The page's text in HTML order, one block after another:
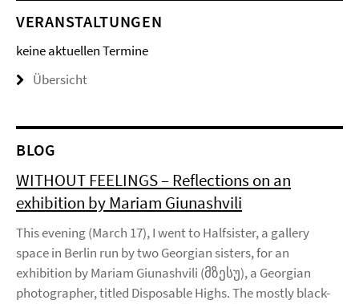
VERANSTALTUNGEN
keine aktuellen Termine
Übersicht
BLOG
WITHOUT FEELINGS – Reflections on an
exhibition by Mariam Giunashvili
This evening (March 17), I went to Halfsister, a gallery
space in Berlin run by two Georgian sisters, for an
exhibition by Mariam Giunashvili (მზესუ), a Georgian
photographer, titled Disposable Highs. The mostly black-